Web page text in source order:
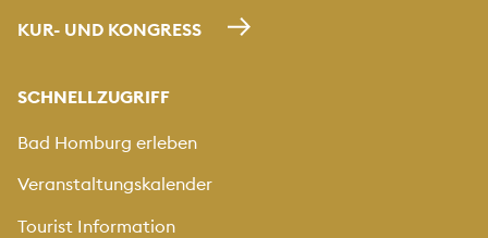
KUR- UND KONGRESS
SCHNELLZUGRIFF
Bad Homburg erleben
Veranstaltungskalender
Tourist Information